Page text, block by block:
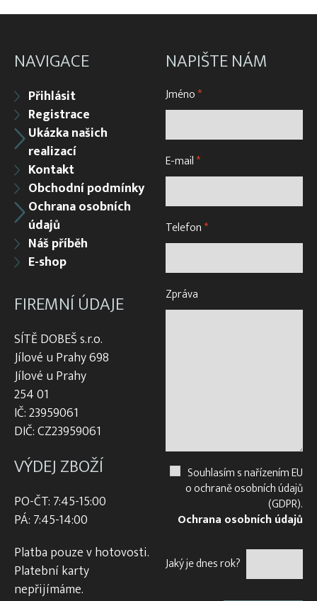
NAVIGACE
Přihlásit
Registrace
Ukázka našich
realizací
Kontakt
Obchodní podmínky
Ochrana osobních
údajů
Náš příběh
E-shop
FIREMNÍ ÚDAJE
SÍTĚ DOBEŠ s.r.o.
Jílové u Prahy 698
Jílové u Prahy
254 01
IČ: 23959061
DIČ: CZ23959061
VÝDEJ ZBOŽÍ
PO-ČT: 7:45-15:00
PÁ: 7:45-14:00
Platba pouze v hotovosti.
Platební karty
nepřijímáme.
NAPIŠTE NÁM
Jméno*
E-mail*
Telefon*
Zpráva
Souhlasím s nařízením EU
o ochraně osobních údajů
(GDPR).
Ochrana osobních údajů
Jaký je dnes rok?